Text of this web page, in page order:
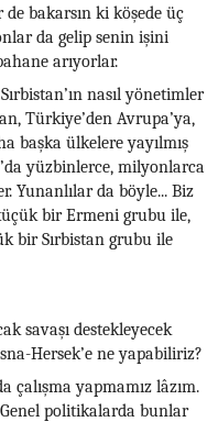
bakarsın ki köşede üç
da gelip senin işini
arıyorlar.
nasıl yönetimler
Türkiye’den Avrupa’ya,
başka ülkelere yayılmış
yüzbinlerce, milyonlarca
Yunanlılar da böyle... Biz
bir Ermeni grubu ile,
bir Sırbistan grubu ile
savaşı destekleyecek
Hersek’e ne yapabiliriz?
çalışma yapmamız lâzım.
politikalarda bunlar